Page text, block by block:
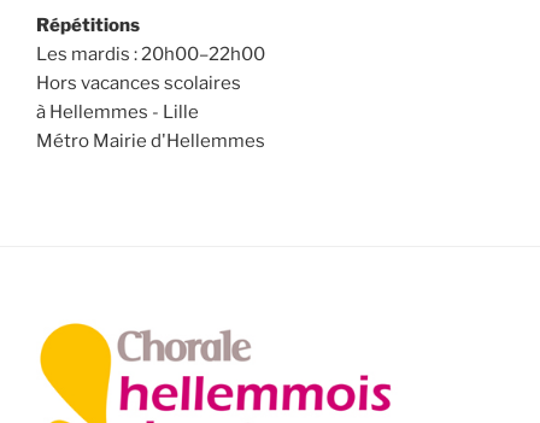
Répétitions
Les mardis : 20h00–22h00
Hors vacances scolaires
à Hellemmes - Lille
Métro Mairie d'Hellemmes